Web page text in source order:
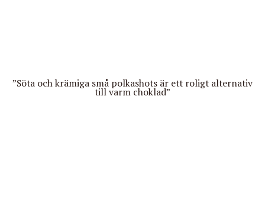
”Söta och krämiga små polkashots är ett roligt alternativ
till varm choklad”